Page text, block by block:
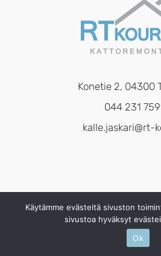
Konetie 2, 04300
044 231
kalle.jaskari@rt-
| Kaikki
Käytämme evästeitä sivuston
sivustoa hyväksyt
Ok